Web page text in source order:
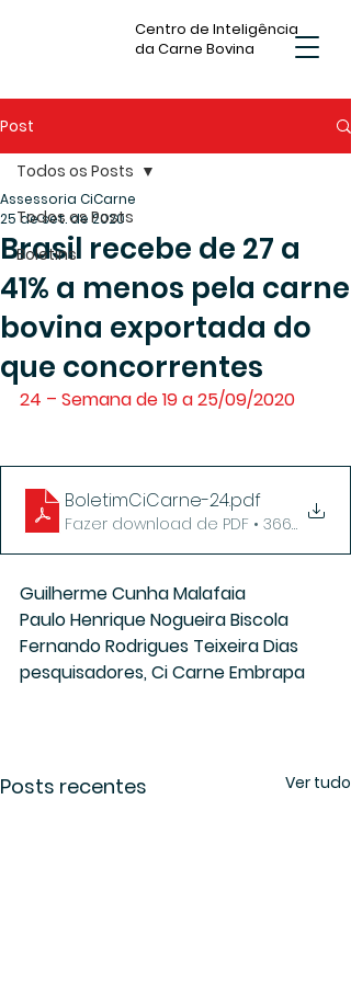
Centro de Inteligência
da Carne Bovina
Post
Todos os Posts
Boletins
Todos os Posts
Brasil recebe de 27 a
41% a menos pela carne
bovina exportada do
que concorrentes
Assessoria CiCarne
25 de set. de 2020
24 – Semana de 19 a 25/09/2020
BoletimCiCarne-24.pdf
Fazer download de PDF • 366KB
Guilherme Cunha Malafaia
Paulo Henrique Nogueira Biscola
Fernando Rodrigues Teixeira Dias
pesquisadores, Ci Carne Embrapa
Posts recentes Ver tudo